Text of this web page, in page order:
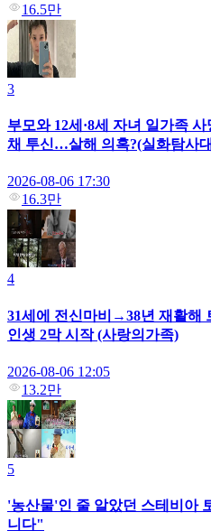
16.5만
3
부모와 12세·8세 자녀 일가족
채 투신…살해 의혹?(실화탐사
2026-08-06 17:30
16.3만
4
31세에 전신마비→38년 재활해
인생 2막 시작 (사랑의가족)
2026-08-06 12:05
13.2만
5
'농산물'인 줄 알았던 스테비아
니다"